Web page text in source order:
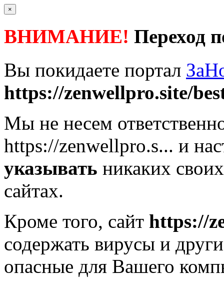
×
ВНИМАНИЕ! Переход
Вы покидаете портал
https://zenwellpro.site/
Мы не несем
https://zenwellpro.s... и
указывать никаких
сайтах.
Кроме того, сайт https://
содержать вирусы и
опасные для Вашего